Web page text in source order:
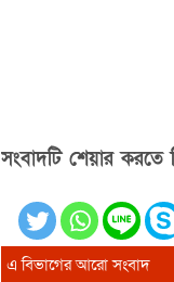
সংবাদটি শেয়ার করতে
এ বিভাগের আরো সংবাদ